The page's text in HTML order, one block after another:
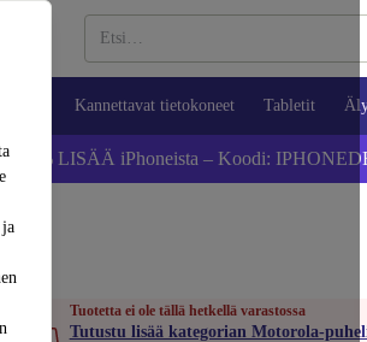
Kannettavat tietokoneet Tabletit
5 % LISÄÄ iPhoneista – Koodi:
Tuotetta ei ole tällä hetkellä varastossa
Tutustu lisää kategorian Motorola-